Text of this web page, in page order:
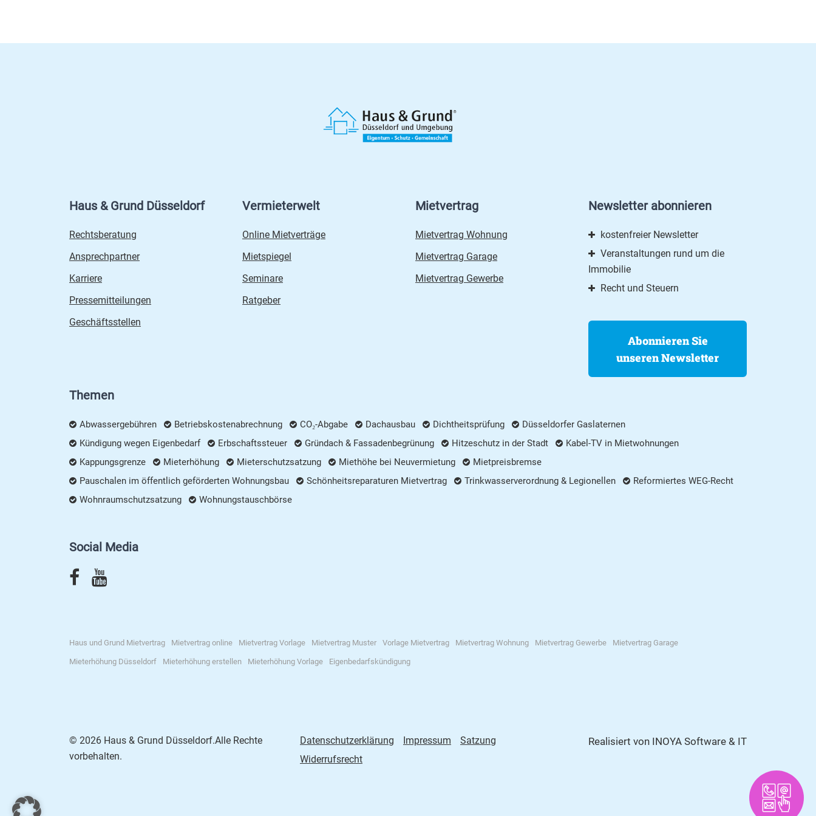
Haus & Grund Düsseldorf
Rechtsberatung
Ansprechpartner
Karriere
Pressemitteilungen
Geschäftsstellen
Vermieterwelt
Online Mietverträge
Mietspiegel
Seminare
Ratgeber
Mietvertrag
Mietvertrag Wohnung
Mietvertrag Garage
Mietvertrag Gewerbe
Newsletter abonnieren
kostenfreier Newsletter
Veranstaltungen rund um die
Immobilie
Recht und Steuern
Abonnieren Sie
unseren Newsletter
Themen
Abwassergebühren Betriebskostenabrechnung CO₂-Abgabe Dachausbau Dichtheitsprüfung
Düsseldorfer Gaslaternen
Kündigung wegen Eigenbedarf
Erbschaftssteuer Gründach & Fassadenbegrünung Hitzeschutz in der Stadt
Kabel-TV in Mietwohnungen
Kappungsgrenze
Mieterhöhung Mieterschutzsatzung Miethöhe bei Neuvermietung
Mietpreisbremse
Pauschalen im öffentlich geförderten Wohnungsbau
Schönheitsreparaturen Mietvertrag Trinkwasserverordnung & Legionellen
Reformiertes WEG-Recht
Wohnraumschutzsatzung
Wohnungstauschbörse
Social Media
Haus und Grund Mietvertrag Mietvertrag online Mietvertrag Vorlage Mietvertrag Muster Vorlage Mietvertrag Mietvertrag Wohnung Mietvertrag Gewerbe Mietvertrag Garage
Mieterhöhung Düsseldorf Mieterhöhung erstellen Mieterhöhung Vorlage Eigenbedarfskündigung
© 2026 Haus & Grund Düsseldorf.Alle Rechte
vorbehalten.
Datenschutzerklärung Impressum
Satzung
Widerrufsrecht
Realisiert von INOYA Software & IT